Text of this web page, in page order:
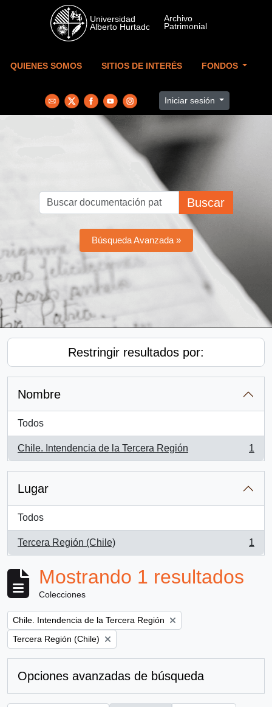
Skip to main content
QUIENES SOMOS SITIOS DE INTERÉS FONDOS
Iniciar sesión
Buscar
Búsqueda Avanzada »
Restringir resultados por:
Nombre
Todos
Chile. Intendencia de la Tercera Región
, 1 resultados
1
Lugar
Todos
Tercera Región (Chile)
, 1 resultados
1
Mostrando 1 resultados
Colecciones
Remove filter:
Chile. Intendencia de la Tercera Región
Remove filter:
Tercera Región (Chile)
Opciones avanzadas de búsqueda